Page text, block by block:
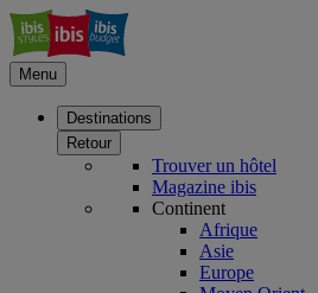
Menu
Destinations
Retour
Trouver un hôtel
Magazine ibis
Continent
Afrique
Asie
Europe